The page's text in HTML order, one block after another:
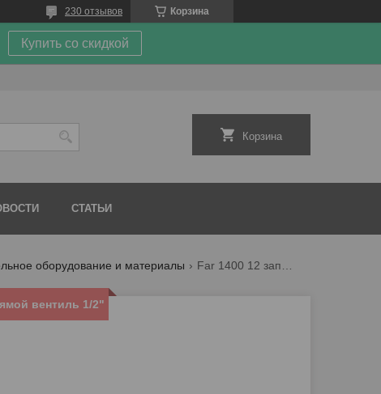
Корзина
230 отзывов
Купить со скидкой
Корзина
СТАТЬИ
оборудование и материалы Far 1400 12 запорный прямой вентиль 1/2"
вентиль 1/2"